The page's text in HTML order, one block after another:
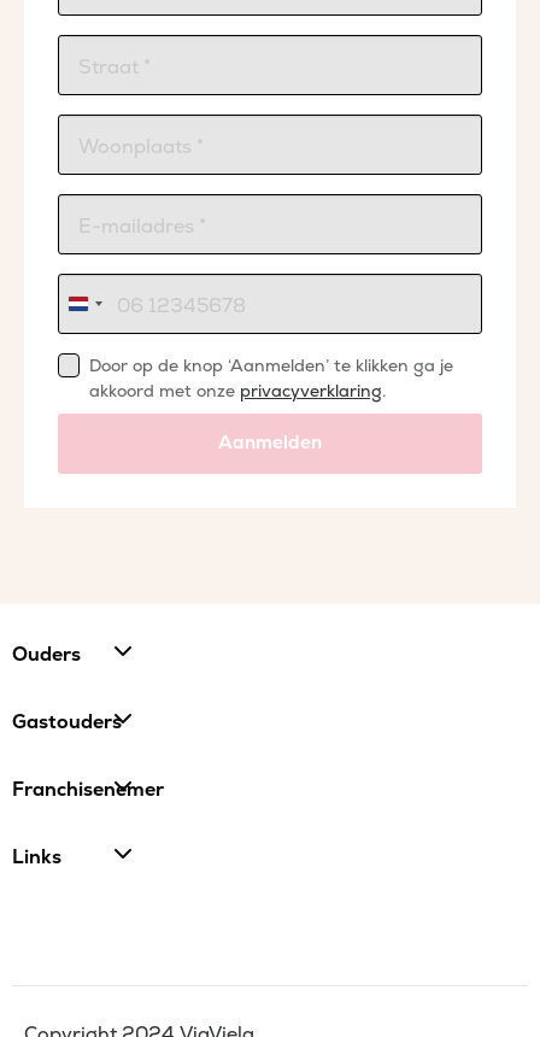
Nederland
+31
Door op de knop ‘Aanmelden’ te klikken ga je
akkoord met onze privacyverklaring.
Aanmelden
Ouders
Gastouders
Franchisenemer
Links